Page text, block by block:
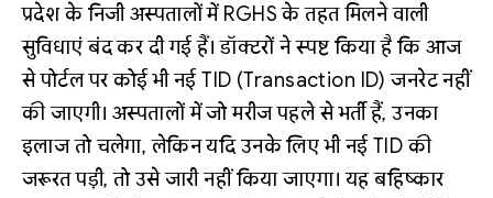
प्रदेश के निजी अस्पतालों में RGHS के तहत मिलने वाली
सुविधाएं बंद कर दी गई हैं। डॉक्टरों ने स्पष्ट किया है कि आज
से पोर्टल पर कोई भी नई TID (Transaction ID) जनरेट नहीं
की जाएगी। अस्पतालों में जो मरीज पहले से भर्ती हैं, उनका
इलाज तो चलेगा, लेकिन यदि उनके लिए भी नई TID की
जरूरत पड़ी, तो उसे जारी नहीं किया जाएगा। यह बहिष्कार